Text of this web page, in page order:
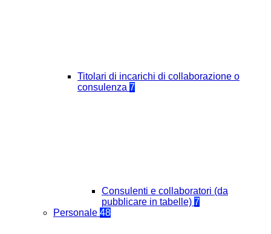
Titolari di incarichi di collaborazione o
consulenza 7
Consulenti e collaboratori (da
pubblicare in tabelle) 7
Personale 48